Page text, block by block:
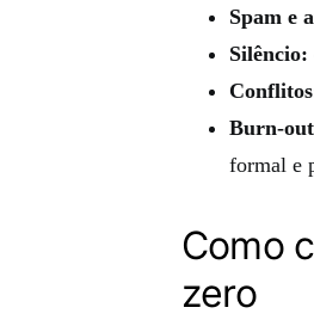
Spam e
Silêncio:
Burn-
formal e
Como
zero